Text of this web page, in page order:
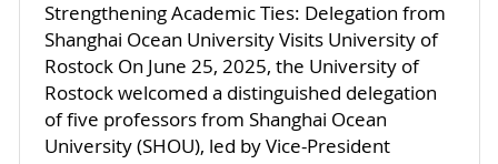
Strengthening Academic Ties: Delegation from
Shanghai Ocean University Visits University of
Rostock On June 25, 2025, the University of
Rostock welcomed a distinguished delegation
of five professors from Shanghai Ocean
University (SHOU), led by Vice-President